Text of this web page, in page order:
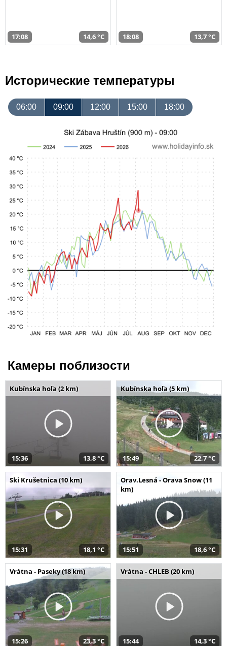
17:08 14,6 °C 18:08 13,7 °C
Исторические температуры
06:00 09:00 12:00 15:00 18:00
Камеры поблизости
Kubínska hoľa (2 km)
15:36 13,8 °C
Kubínska hoľa (5 km)
15:49 22,7 °C
Ski Krušetnica (10 km)
15:31 18,1 °C
Orav.Lesná - Orava Snow (11
km)
15:51 18,6 °C
Vrátna - Paseky (18 km)
15:26 23,3 °C
Vrátna - CHLEB (20 km)
15:44 14,3 °C